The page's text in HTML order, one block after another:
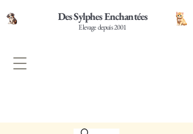
Des Sylphes Enchantées
Elevage depuis 2001